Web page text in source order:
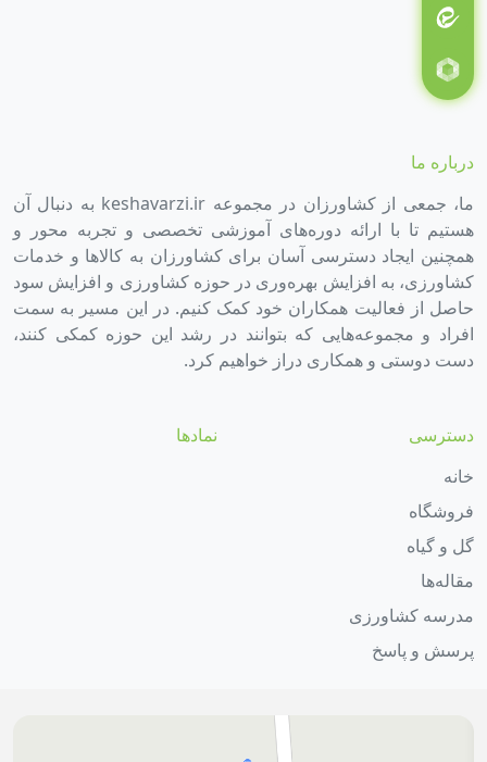
درباره ما
ما، جمعی از کشاورزان در مجموعه keshavarzi.ir به دنبال آن
هستیم تا با ارائه دوره‌های آموزشی تخصصی و تجربه محور و
همچنین ایجاد دسترسی آسان برای کشاورزان به کالاها و خدمات
کشاورزی، به افزایش بهره‌وری در حوزه کشاورزی و افزایش سود
حاصل از فعالیت همکاران خود کمک کنیم. در این مسیر به سمت
افراد و مجموعه‌هایی که بتوانند در رشد این حوزه کمکی کنند،
دست دوستی و همکاری دراز خواهیم کرد.
دسترسی
خانه
فروشگاه
گل و گیاه
مقاله‌ها
مدرسه کشاورزی
پرسش و پاسخ
نمادها